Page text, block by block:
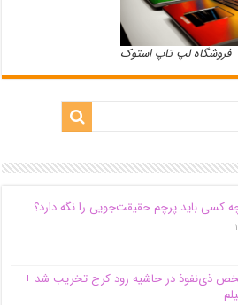
فروشگاه لپ تاپ استوک
کسی باید پرچم حقیقت‌جویی را نگه دارد؟
ذی‌نفوذ در حاشیه‌ رود کرج تخریب شد +